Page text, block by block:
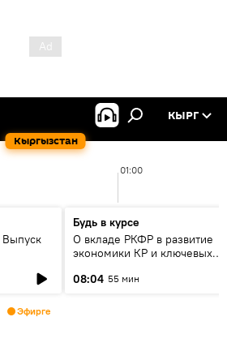
Кыргызстан
КЫРГ
01:00
Будь в курсе
О вкладе РКФР в развитие
экономики КР и ключевых
08:04 55 мин
Эфирге